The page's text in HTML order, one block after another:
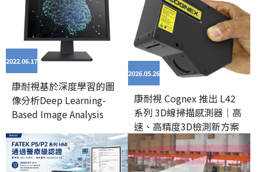
2022.06 17
康耐視基於深度學習的圖
像分析Deep Learning-
Based Image Analysis
2026.0526
康耐視 Cognex 推出 L42
系列 3D線掃描感測器｜高
速、高精度3D檢測新方案